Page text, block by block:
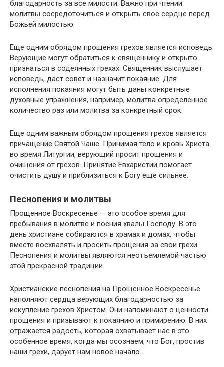
благодарность за все милости. Важно при чтении
молитвы сосредоточиться и открыть свое сердце перед
Божьей милостью.
Еще одним обрядом прощения грехов является исповедь.
Верующие могут обратиться к священнику и открыто
признаться в содеянных грехах. Священник выслушает
исповедь, даст совет и назначит покаяние. Для
исполнения покаяния могут быть даны конкретные
духовные упражнения, например, молитва определенное
количество раз или молитва за конкретный срок.
Еще одним важным обрядом прощения грехов является
причащение Святой Чаше. Принимая тело и кровь Христа
во время Литургии, верующий просит прощения и
очищения от грехов. Принятие Евхаристии помогает
очистить душу и приблизиться к Богу еще сильнее.
Песнопения и молитвы
Прощенное Воскресенье — это особое время для
пребывания в молитве и поения хвалы Господу. В это
день христиане собираются в храмах и домах, чтобы
вместе восхвалять и просить прощения за свои грехи.
Песнопения и молитвы являются неотъемлемой частью
этой прекрасной традиции.
Христианские песнопения на Прощенное Воскресенье
наполняют сердца верующих благодарностью за
искупление грехов Христом. Они напоминают о ценности
прощения и призывают к покаянию и примирению. В них
отражается радость, которая охватывает нас в это
особенное время, когда мы осознаем, что Бог, простив
наши грехи, дарует нам новое начало.